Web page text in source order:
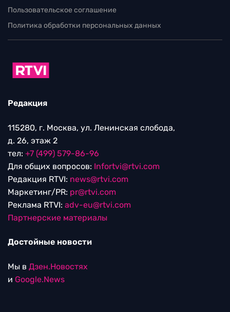
Пользовательское соглашение
Политика обработки персональных данных
Редакция
115280, г. Москва, ул. Ленинская слобода,
д. 26, этаж 2
тел: +7 (499) 579-86-96
Для общих вопросов: Infortvi@rtvi.com
Редакция RTVI: news@rtvi.com
Маркетинг/PR: pr@rtvi.com
Реклама RTVI: adv-eu@rtvi.com
Партнерские материалы
Достойные новости
Мы в Дзен.Новостях
и Google.News